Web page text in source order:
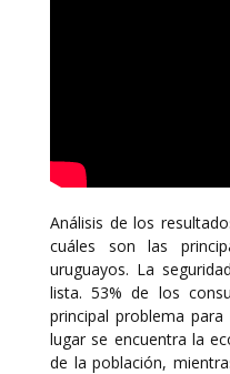
Análisis de los
cuáles son las
uruguayos. La
lista. 53% de los
principal problema
lugar se encuentra la
de la población,